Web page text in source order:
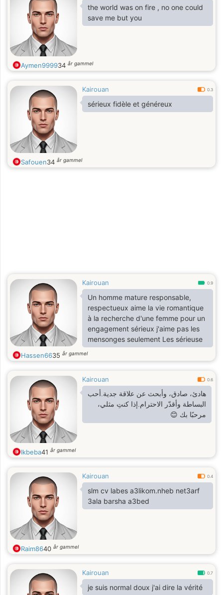
the world was on fire , no one could
save me but you
Aymen999934 år gammel
Kairouan 0.3
sérieux fidèle et généreux
Safouen34 år gammel
Kairouan 0.9
Un homme mature responsable,
respectueux aime la vie romantique
à la recherche d'une femme pour un
engagement sérieux j'aime pas les
mensonges seulement Les sérieuse
Hassen6635 år gammel
Kairouan 0.6
هادئ، صادق، وأبحث عن علاقة جدية.أحب
البساطة وأقدّر الاحترام.إذا كنتِ مثلي،
مرحبًا بك 😊
Ikbeba41 år gammel
Kairouan 0.4
slm cv labes a3likom.nheb net3arf
3ala barsha a3bed
Raim8640 år gammel
Kairouan 0.7
je suis normal doux j'ai dire la vérité